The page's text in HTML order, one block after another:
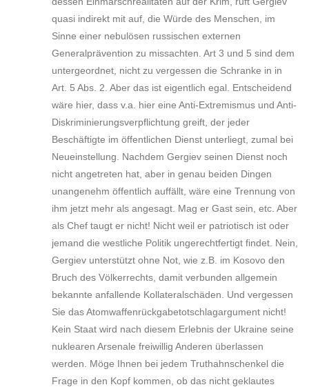
quasi indirekt mit auf, die Würde des Menschen, im
Sinne einer nebulösen russischen externen
Generalprävention zu missachten. Art 3 und 5 sind dem
untergeordnet, nicht zu vergessen die Schranke in in
Art. 5 Abs. 2. Aber das ist eigentlich egal. Entscheidend
wäre hier, dass v.a. hier eine Anti-Extremismus und Anti-
Diskriminierungsverpflichtung greift, der jeder
Beschäftigte im öffentlichen Dienst unterliegt, zumal bei
Neueinstellung. Nachdem Gergiev seinen Dienst noch
nicht angetreten hat, aber in genau beiden Dingen
unangenehm öffentlich auffällt, wäre eine Trennung von
ihm jetzt mehr als angesagt. Mag er Gast sein, etc. Aber
als Chef taugt er nicht! Nicht weil er patriotisch ist oder
jemand die westliche Politik ungerechtfertigt findet. Nein,
Gergiev unterstützt ohne Not, wie z.B. im Kosovo den
Bruch des Völkerrechts, damit verbunden allgemein
bekannte anfallende Kollateralschäden. Und vergessen
Sie das Atomwaffenrückgabetotschlagargument nicht!
Kein Staat wird nach diesem Erlebnis der Ukraine seine
nuklearen Arsenale freiwillig Anderen überlassen
werden. Möge Ihnen bei jedem Truthahnschenkel die
Frage in den Kopf kommen, ob das nicht geklautes